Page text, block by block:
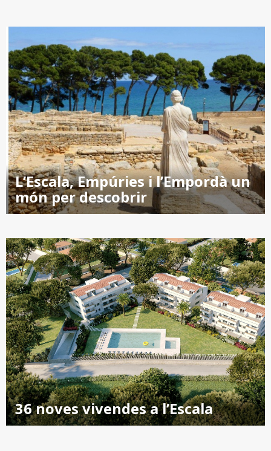
L’Escala, Empúries i l’Empordà un
món per descobrir
36 noves vivendes a l’Escala